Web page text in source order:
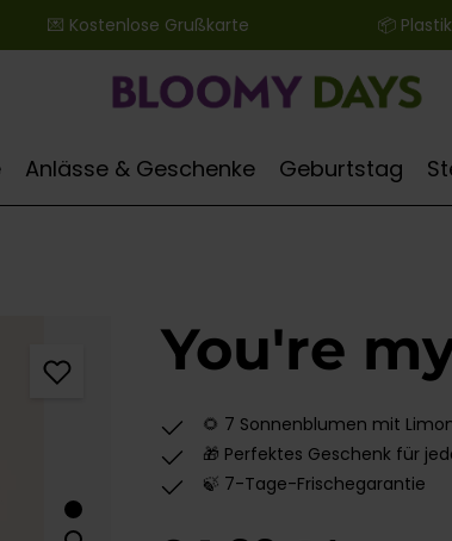
💌 Kostenlose Grußkarte ‎ ‎ ‎ ‎ ‎ ‎ ‎ ‎ ‎ ‎ ‎ ‎ ‎ ‎ ‎ ‎ ‎ ‎ ‎ ‎ ‎ ‎ ‎ ‎ ‎ ‎ 📦
Anlässe & Geschenke Geburtstag
You're
🌻 7 Sonnenblumen mit
🎁 Perfektes Geschenk für
🍃 7-Tage-Frischegarantie